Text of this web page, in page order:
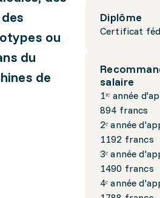
Diplôme
Certificat
salaire
1ʳᵉ année
894 francs
2ᵉ année
1192 francs
3ᵉ année
1490 francs
4ᵉ année
ou
du
de